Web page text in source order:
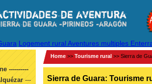
Logement rural Aventures multiples
----------
---
Home >> Tourisme rural >> Sierra de
Sierra de Guara: Tourisme